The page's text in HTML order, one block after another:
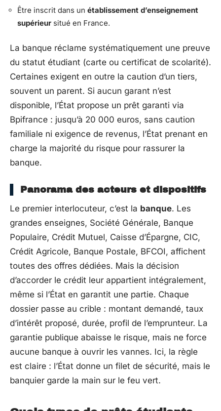
Être inscrit dans un établissement d’enseignement
supérieur situé en France.
La banque réclame systématiquement une preuve
du statut étudiant (carte ou certificat de scolarité).
Certaines exigent en outre la caution d’un tiers,
souvent un parent. Si aucun garant n’est
disponible, l’État propose un prêt garanti via
Bpifrance : jusqu’à 20 000 euros, sans caution
familiale ni exigence de revenus, l’État prenant en
charge la majorité du risque pour rassurer la
banque.
Panorama des acteurs et dispositifs
Le premier interlocuteur, c’est la banque. Les
grandes enseignes, Société Générale, Banque
Populaire, Crédit Mutuel, Caisse d’Épargne, CIC,
Crédit Agricole, Banque Postale, BFCOI, affichent
toutes des offres dédiées. Mais la décision
d’accorder le crédit leur appartient intégralement,
même si l’État en garantit une partie. Chaque
dossier passe au crible : montant demandé, taux
d’intérêt proposé, durée, profil de l’emprunteur. La
garantie publique abaisse le risque, mais ne force
aucune banque à ouvrir les vannes. Ici, la règle
est claire : l’État donne un filet de sécurité, mais le
banquier garde la main sur le feu vert.